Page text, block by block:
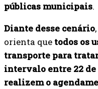
públicas municipais.
Diante desse cenário
orienta que todos os
transporte para
intervalo entre 22 de
realizem o